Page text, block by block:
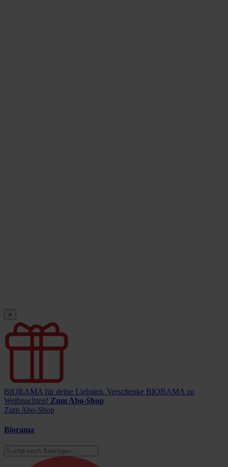
×
BIORAMA für deine Liebsten. Verschenke BIORAMA zu
Weihnachten! Zum Abo-Shop
Zum Abo-Shop
Biorama